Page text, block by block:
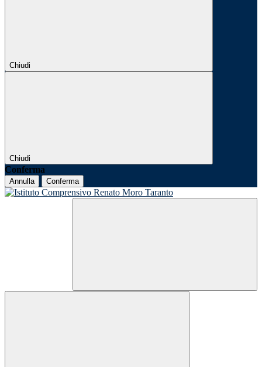
Chiudi
Chiudi
Conferma
Annulla Conferma